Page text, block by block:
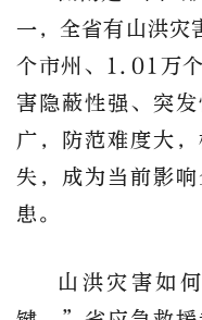
一，全省有山洪
个市州、1.01万
害隐蔽性强、突
广，防范难度大
失，成为当前影
患。
山洪灾害如